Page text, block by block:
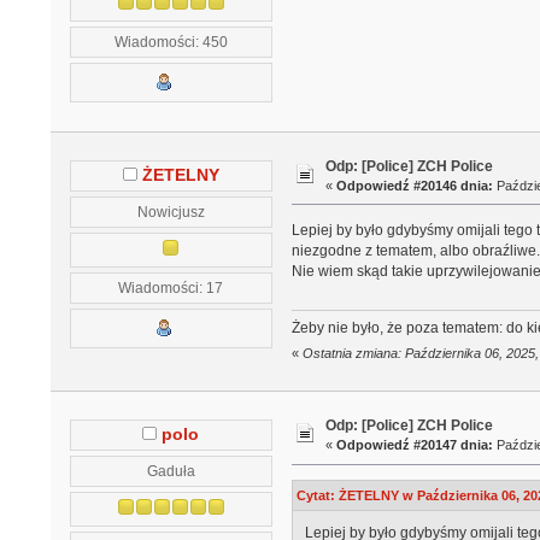
Wiadomości: 450
ŻETELNY
Nowicjusz
Wiadomości: 17
Odp: [Police] ZCH Police
«Odpowiedź #20146 dnia:
Lepiej by było gdybyśmy omijali
niezgodne z tematem, albo
Nie wiem skąd takie
Żeby nie było, że poza tematem: do
« Ostatnia zmiana: Października 06,
polo
Gaduła
Odp: [Police] ZCH Police
«Odpowiedź #20147 dnia:
Cytat: ŻETELNY w Października 06,
Lepiej by było gdybyśmy omijali